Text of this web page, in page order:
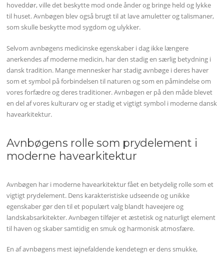
hoveddør, ville det beskytte mod onde ånder og bringe held og lykke
til huset. Avnbøgen blev også brugt til at lave amuletter og talismaner,
som skulle beskytte mod sygdom og ulykker.
Selvom avnbøgens medicinske egenskaber i dag ikke længere
anerkendes af moderne medicin, har den stadig en særlig betydning i
dansk tradition. Mange mennesker har stadig avnbøge i deres haver
som et symbol på forbindelsen til naturen og som en påmindelse om
vores forfædre og deres traditioner. Avnbøgen er på den måde blevet
en del af vores kulturarv og er stadig et vigtigt symbol i moderne dansk
havearkitektur.
Avnbøgens rolle som prydelement i
moderne havearkitektur
Avnbøgen har i moderne havearkitektur fået en betydelig rolle som et
vigtigt prydelement. Dens karakteristiske udseende og unikke
egenskaber gør den til et populært valg blandt haveejere og
landskabsarkitekter. Avnbøgen tilføjer et æstetisk og naturligt element
til haven og skaber samtidig en smuk og harmonisk atmosfære.
En af avnbøgens mest iøjnefaldende kendetegn er dens smukke,